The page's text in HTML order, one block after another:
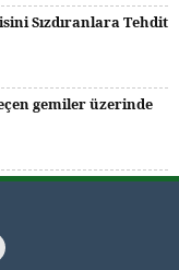
Sızdıranlara Tehdit
gemiler üzerinde